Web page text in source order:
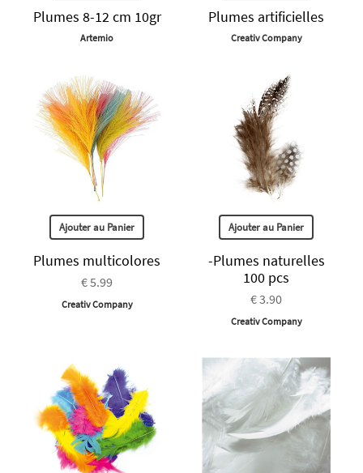
Plumes 8-12 cm 10gr
Artemio
Plumes artificielles
Creativ Company
Ajouter au Panier
Plumes multicolores
€ 5.99
Creativ Company
Ajouter au Panier
-Plumes naturelles
100 pcs
€ 3.90
Creativ Company